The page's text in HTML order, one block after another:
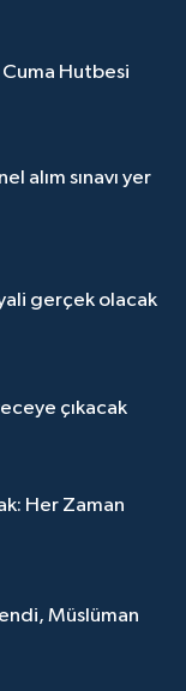
Hutbesi
alım sınavı yer
gerçek olacak
çıkacak
Her Zaman
Müslüman